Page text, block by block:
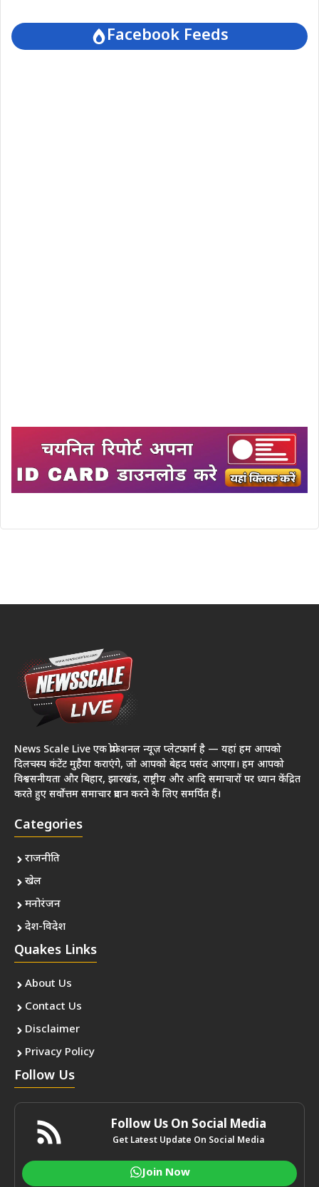
Facebook Feeds
News Scale Live एक प्रोफेशनल न्यूज़ प्लेटफार्म है — यहां हम आपको
दिलचस्प कंटेंट मुहैया कराएंगे, जो आपको बेहद पसंद आएगा। हम आपको
विश्वसनीयता और बिहार, झारखंड, राष्ट्रीय और आदि समाचारों पर ध्यान केंद्रित
करते हुए सर्वोत्तम समाचार प्रदान करने के लिए समर्पित हैं।
Categories
राजनीति
खेल
मनोरंजन
देश-विदेश
Quakes Links
About Us
Contact Us
Disclaimer
Privacy Policy
Follow Us
Follow Us On Social Media
Get Latest Update On Social Media
Join Now